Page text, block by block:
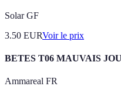
Solar GF
3.50 EURVoir le prix
BETES T06 MAUVAIS
Ammareal FR